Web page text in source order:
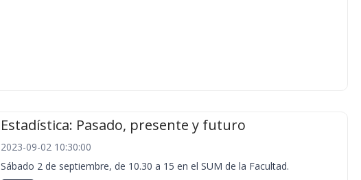
Estadística: Pasado, presente y futuro
2023-09-02 10:30:00
Sábado 2 de septiembre, de 10.30 a 15 en el SUM de la Facultad.